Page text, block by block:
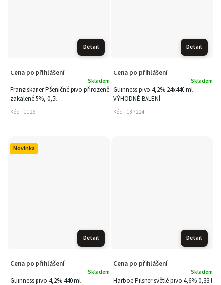
Detail
Franziskaner Pšeničné pivo přirozeně
zakalené 5%, 0,5l
Skladem
Cena po přihlášení
Kód: 1126
Detail
Guinness pivo 4,2% 24x440 ml -
VÝHODNÉ BALENÍ
Skladem
Cena po přihlášení
Kód: 187224
Novinka
Detail
Guinness pivo 4,2% 440 ml
Skladem
Cena po přihlášení
Detail
Harboe Pilsner světlé pivo 4,6% 0,33 l
Skladem
Cena po přihlášení